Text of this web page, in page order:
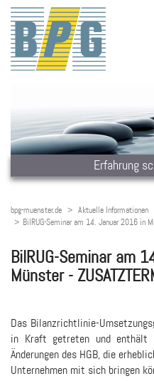
Erfahrung
bpg-muenster.de Aktuelle Informationen
BilRUG-Seminar am 14. Januar 2016 in
BilRUG-Seminar am
Münster -
Das Bilanzrichtlinie-
in Kraft getreten und enthält
Änderungen des HGB, die
Unternehmen mit sich bringen